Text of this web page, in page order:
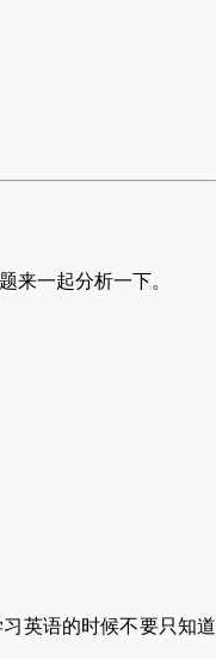
来一起分析一下。
英语的时候不要只知道